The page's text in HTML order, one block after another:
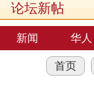
论坛新帖
新闻 华人
首页